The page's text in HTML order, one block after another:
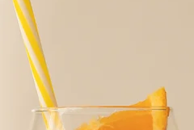
krokoch – s jej menom,